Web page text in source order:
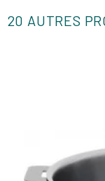
20 AUTRES